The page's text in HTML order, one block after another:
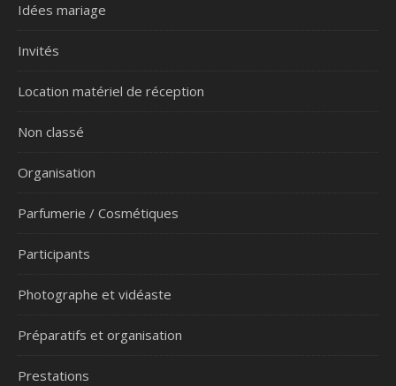
Idées mariage
Invités
Location matériel de réception
Non classé
Organisation
Parfumerie / Cosmétiques
Participants
Photographe et vidéaste
Préparatifs et organisation
Prestations